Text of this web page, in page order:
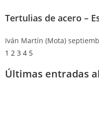
Tertulias de acero –
Iván Martín (Mota)
1 2 3 4 5
Últimas entradas